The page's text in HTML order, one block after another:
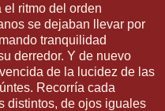
el ritmo del orden
se dejaban llevar por
tranquilidad
derredor. Y de nuevo
de la lucidez de las
Recorría cada
distintos, de ojos iguales